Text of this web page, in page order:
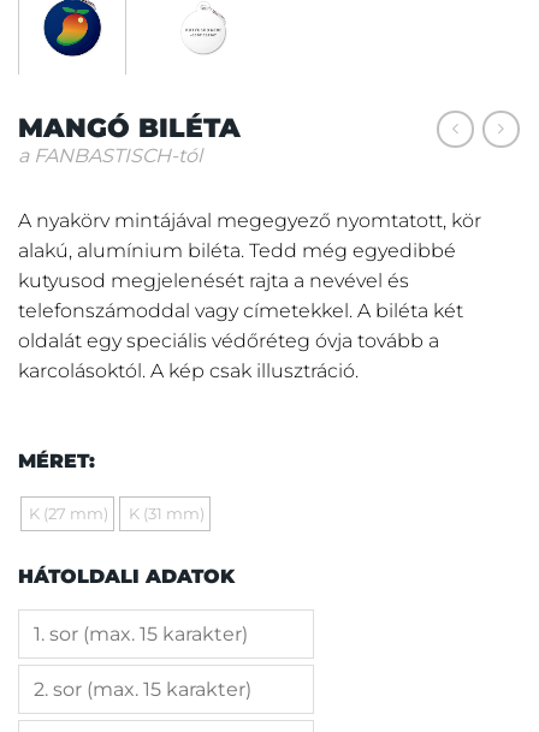
MANGÓ BILÉTA
a FANBASTISCH-tól
A nyakörv mintájával megegyező nyomtatott, kör
alakú, alumínium biléta. Tedd még egyedibbé
kutyusod megjelenését rajta a nevével és
telefonszámoddal vagy címetekkel. A biléta két
oldalát egy speciális védőréteg óvja tovább a
karcolásoktól. A kép csak illusztráció.
MÉRET:
K (27 mm) K (31 mm)
HÁTOLDALI ADATOK